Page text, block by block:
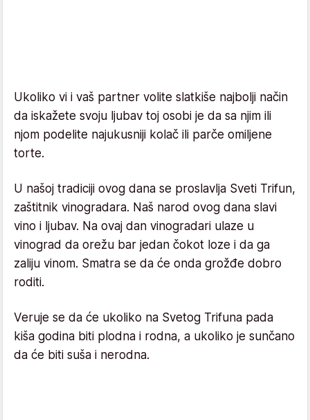
Ukoliko vi i vaš partner volite slatkiše najbolji način
da iskažete svoju ljubav toj osobi je da sa njim ili
njom podelite najukusniji kolač ili parče omiljene
torte.
U našoj tradiciji ovog dana se proslavlja Sveti Trifun,
zaštitnik vinogradara. Naš narod ovog dana slavi
vino i ljubav. Na ovaj dan vinogradari ulaze u
vinograd da orežu bar jedan čokot loze i da ga
zaliju vinom. Smatra se da će onda grožđe dobro
roditi.
Veruje se da će ukoliko na Svetog Trifuna pada
kiša godina biti plodna i rodna, a ukoliko je sunčano
da će biti suša i nerodna.